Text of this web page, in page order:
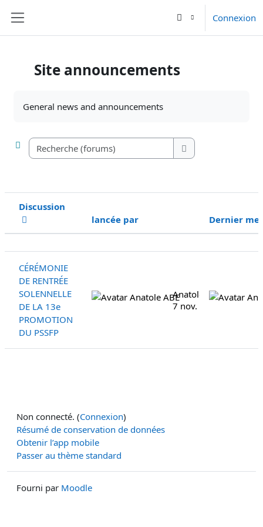
Connexion
Site announcements
General news and announcements
Recherche (forums)
Recherche (forums)
Statut
Discussion
lancée par
Dernier
CÉRÉMONIE
DE RENTRÉE
SOLENNELLE
DE LA 13e
PROMOTION
DU PSSFP
Anatole ABE
7 nov. 2025
Non connecté. (Connexion)
Résumé de conservation de données
Obtenir l’app mobile
Passer au thème standard
Fourni par Moodle